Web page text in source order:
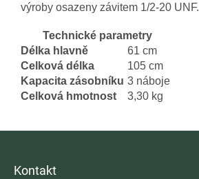
výroby osazeny závitem 1/2-20 UNF.
Technické parametry
Délka hlavně
61 cm
Celková délka
105 cm
Kapacita zásobníku 3 náboje
Celková hmotnost
3,30 kg
Kontakt